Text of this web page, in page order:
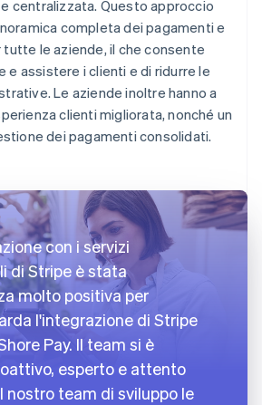
centralizzata. Questo approccio
completa dei pagamenti e
le aziende, il che consente
e assistere i clienti e di ridurre le
Le aziende inoltre hanno a
clienti migliorata, nonché un
dei pagamenti consolidati.
con i servizi
di Stripe è stata
molto positiva per
l'integrazione di Stripe
Pay. Il team si è
esperto e attento
nostro team di sviluppo le